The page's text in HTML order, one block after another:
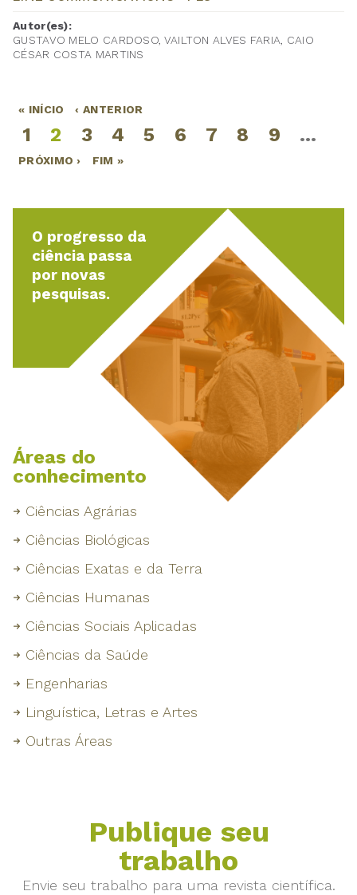
Autor(es):
GUSTAVO MELO CARDOSO, VAILTON ALVES FARIA, CAIO
CÉSAR COSTA MARTINS
Páginas
« INÍCIO ‹ ANTERIOR
1 2 3 4 5 6 7 8 9 …
PRÓXIMO › FIM »
O progresso da
ciência passa
por novas
pesquisas.
Áreas do
conhecimento
Ciências Agrárias
Ciências Biológicas
Ciências Exatas e da Terra
Ciências Humanas
Ciências Sociais Aplicadas
Ciências da Saúde
Engenharias
Linguística, Letras e Artes
Outras Áreas
Publique seu
trabalho
Envie seu trabalho para uma revista científica.